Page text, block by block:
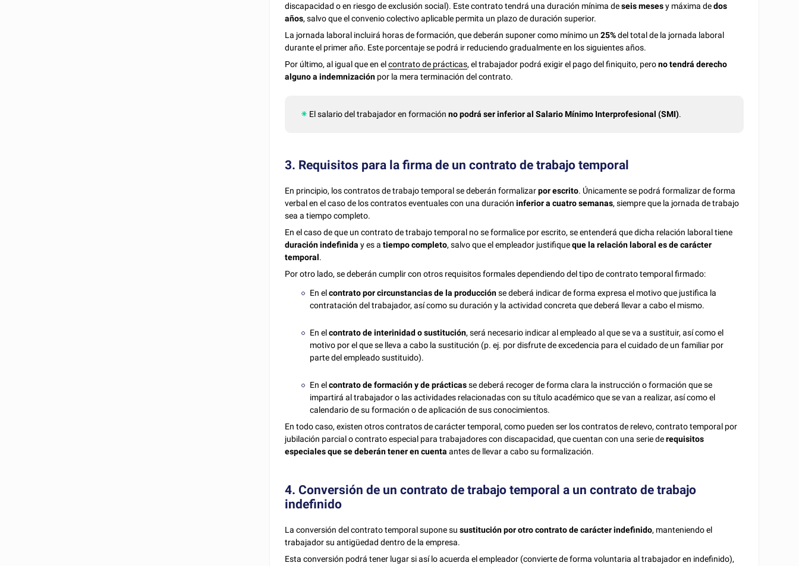
discapacidad o en riesgo de exclusión social). Este contrato tendrá una duración mínima deseis mesesy máxima dedos
años, salvo que el convenio colectivo aplicable permita un plazo de duración superior.
La jornada laboral incluirá horas de formación, que deberán suponer como mínimo un25%del total de la jornada laboral
durante el primer año. Este porcentaje se podrá ir reduciendo gradualmente en los siguientes años.
Por último, al igual que en elcontrato de prácticas, el trabajador podrá exigir el pago del finiquito, perono tendrá derecho
alguno a indemnización por la mera terminación del contrato.
El salario del trabajador en formaciónno podrá ser inferior al Salario Mínimo Interprofesional (SMI).
3. Requisitos para la firma de un contrato de trabajo temporal
En principio, los contratos de trabajo temporal se deberán formalizarpor escrito. Únicamente se podrá formalizar de forma
verbal en el caso de los contratos eventuales con una duracióninferior a cuatro semanas, siempre que la jornada de trabajo
sea a tiempo completo.
En el caso de que un contrato de trabajo temporal no se formalice por escrito, se entenderá que dicha relación laboral tiene
duración indefinida y es atiempo completo, salvo que el empleador justifiqueque la relación laboral es de carácter
temporal.
Por otro lado, se deberán cumplir con otros requisitos formales dependiendo del tipo de contrato temporal firmado:
En elcontrato por circunstancias de la producciónse deberá indicar de forma expresa el motivo que justifica la
contratación del trabajador, así como su duración y la actividad concreta que deberá llevar a cabo el mismo.
En elcontrato de interinidad o sustitución, será necesario indicar al empleado al que se va a sustituir, así como el
motivo por el que se lleva a cabo la sustitución (p. ej. por disfrute de excedencia para el cuidado de un familiar por
parte del empleado sustituido).
En elcontrato de formación y de prácticasse deberá recoger de forma clara la instrucción o formación que se
impartirá al trabajador o las actividades relacionadas con su título académico que se van a realizar, así como el
calendario de su formación o de aplicación de sus conocimientos.
En todo caso, existen otros contratos de carácter temporal, como pueden ser los contratos de relevo, contrato temporal por
jubilación parcial o contrato especial para trabajadores con discapacidad, que cuentan con una serie derequisitos
especiales que se deberán tener en cuenta antes de llevar a cabo su formalización.
4. Conversión de un contrato de trabajo temporal a un contrato de trabajo
indefinido
La conversión del contrato temporal supone susustitución por otro contrato de carácter indefinido, manteniendo el
trabajador su antigüedad dentro de la empresa.
Esta conversión podrá tener lugar si así lo acuerda el empleador (convierte de forma voluntaria al trabajador en indefinido),